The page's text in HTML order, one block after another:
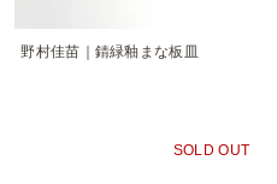
野村佳苗｜錆緑釉まな板皿
SOLD OUT